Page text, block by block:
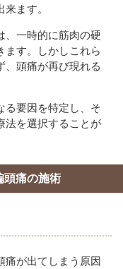
ます。
、一時的に筋肉の硬
ます。しかしこれら
、頭痛が再び現れる
る要因を特定し、そ
法を選択することが
頭痛の施術
痛が出てしまう原因